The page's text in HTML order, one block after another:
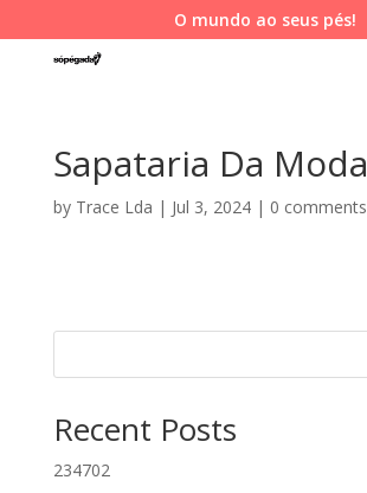
O mundo ao seus pés!
Sapataria Da Moda
by Trace Lda | Jul 3, 2024| 0 comments
Recent Posts
234702